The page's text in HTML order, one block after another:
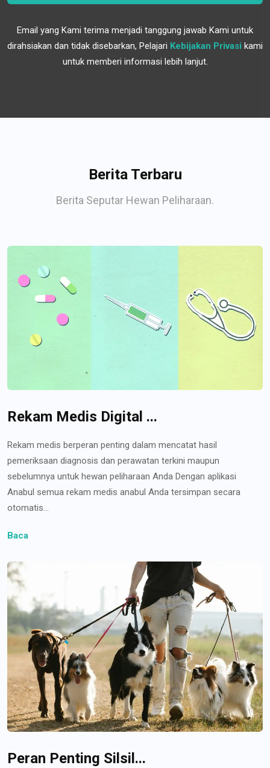
Email yang Kami terima menjadi tanggung jawab Kami untuk
dirahsiakan dan tidak disebarkan, Pelajari Kebijakan Privasi kami
untuk memberi informasi lebih lanjut.
Berita Terbaru
Berita Seputar Hewan Peliharaan.
Rekam Medis Digital ...
Rekam medis berperan penting dalam mencatat hasil
pemeriksaan diagnosis dan perawatan terkini maupun
sebelumnya untuk hewan peliharaan Anda Dengan aplikasi
Anabul semua rekam medis anabul Anda tersimpan secara
otomatis...
Baca
Peran Penting Silsil...